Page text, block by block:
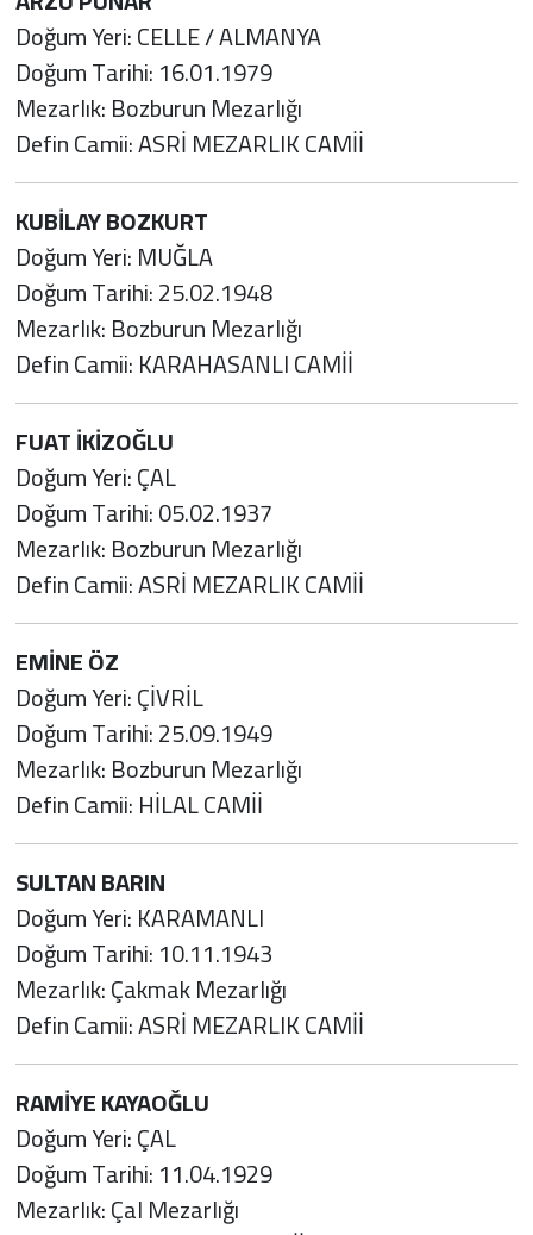
Doğum Yeri: CELLE / ALMANYA
Doğum Tarihi: 16.01.1979
Mezarlık: Bozburun Mezarlığı
Defin Camii: ASRİ MEZARLIK CAMİİ
KUBİLAY BOZKURT
Doğum Yeri: MUĞLA
Doğum Tarihi: 25.02.1948
Mezarlık: Bozburun Mezarlığı
Defin Camii: KARAHASANLI CAMİİ
FUAT İKİZOĞLU
Doğum Yeri: ÇAL
Doğum Tarihi: 05.02.1937
Mezarlık: Bozburun Mezarlığı
Defin Camii: ASRİ MEZARLIK CAMİİ
EMİNE ÖZ
Doğum Yeri: ÇİVRİL
Doğum Tarihi: 25.09.1949
Mezarlık: Bozburun Mezarlığı
Defin Camii: HİLAL CAMİİ
SULTAN BARIN
Doğum Yeri: KARAMANLI
Doğum Tarihi: 10.11.1943
Mezarlık: Çakmak Mezarlığı
Defin Camii: ASRİ MEZARLIK CAMİİ
RAMİYE KAYAOĞLU
Doğum Yeri: ÇAL
Doğum Tarihi: 11.04.1929
Mezarlık: Çal Mezarlığı